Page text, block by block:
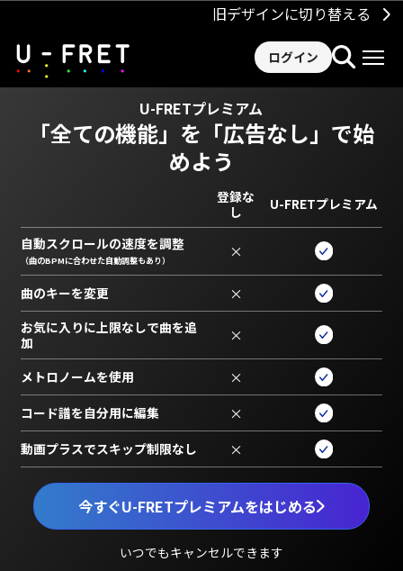
旧デザインに切り替える
ログイン
U-FRETプレミアム
「全ての機能」を 「広告なし」で始
めよう
今すぐU-FRETプレミアムをはじめる
いつでもキャンセルできます
登録な
し
U-FRETプレミアム
自動スクロールの速度を調整
（曲のBPMに合わせた自動調整もあり） ×
曲のキーを変更 ×
お気に入りに上限なしで曲を追
加
×
メトロノームを使用 ×
コード譜を自分用に編集 ×
動画プラスでスキップ制限なし ×